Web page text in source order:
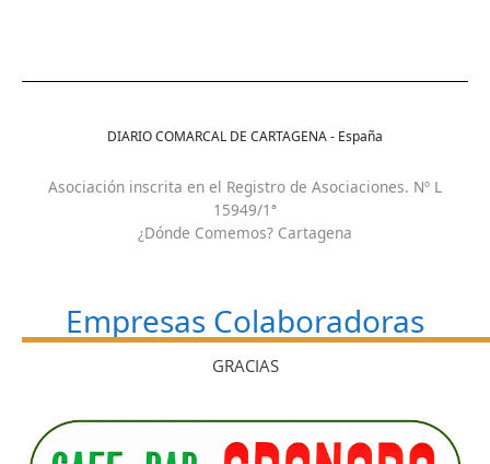
DIARIO COMARCAL DE CARTAGENA - España
Asociación inscrita en el Registro de Asociaciones. Nº L
15949/1ª
¿Dónde Comemos? Cartagena
Empresas Colaboradoras
GRACIAS